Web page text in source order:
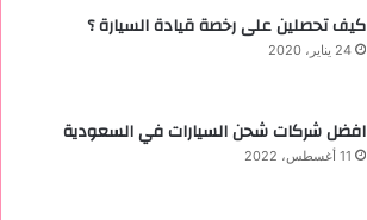
كيف تحصلين على رخصة قيادة السيارة ؟
24 يناير، 2020
افضل شركات شحن السيارات في السعودية
11 أغسطس، 2022